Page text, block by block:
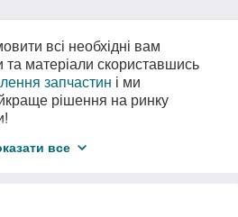
зателефонуйте нам.
вам самий оптимальний
варіант!
Ваш час та гроші!
всі необхідні вам
та матеріали скориставшись
запчастин і ми
рішення на ринку
вигідними цінами!
все